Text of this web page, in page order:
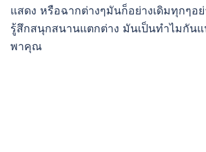
แสดง หรือฉากต่างๆมันก็อย่างเดิมทุกๆอย่
รู้สึกสนุกสนานแตกต่าง มันเป็นทำไมกัน
พาคุณ